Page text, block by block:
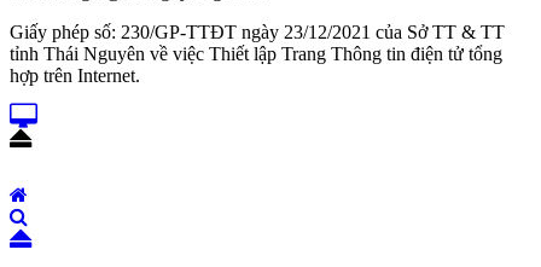
Giấy phép số: 230/GP-TTĐT ngày 23/12/2021 của Sở TT & TT
tỉnh Thái Nguyên về việc Thiết lập Trang Thông tin điện tử tổng
hợp trên Internet.